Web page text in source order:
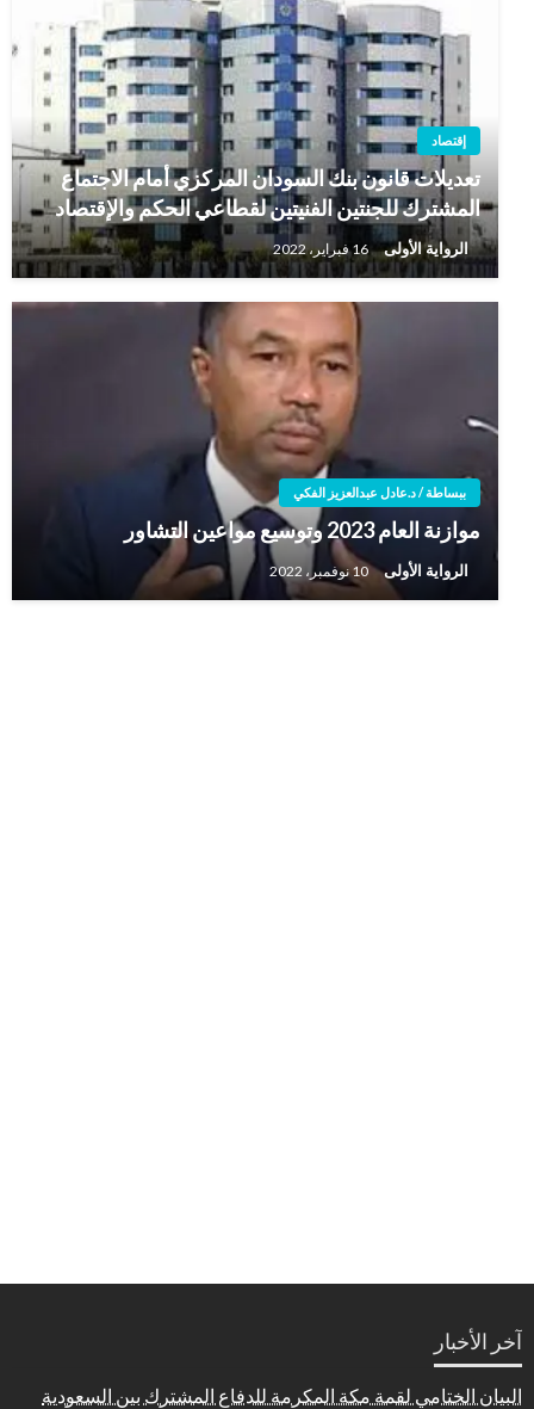
إقتصاد
تعديلات قانون بنك السودان المركزي أمام الاجتماع
المشترك للجنتين الفنيتين لقطاعي الحكم والإقتصاد
الرواية الأولى 16 فبراير، 2022
ببساطة / د.عادل عبدالعزيز الفكي
موازنة العام 2023 وتوسيع مواعين التشاور
الرواية الأولى 10 نوفمبر، 2022
آخر الأخبار
البيان الختامي لقمة مكة المكرمة للدفاع المشترك بين السعودية